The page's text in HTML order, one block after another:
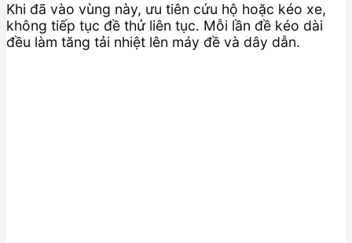
Khi đã vào vùng này, ưu tiên cứu hộ hoặc kéo xe,
không tiếp tục đề thử liên tục. Mỗi lần đề kéo dài
đều làm tăng tải nhiệt lên máy đề và dây dẫn.